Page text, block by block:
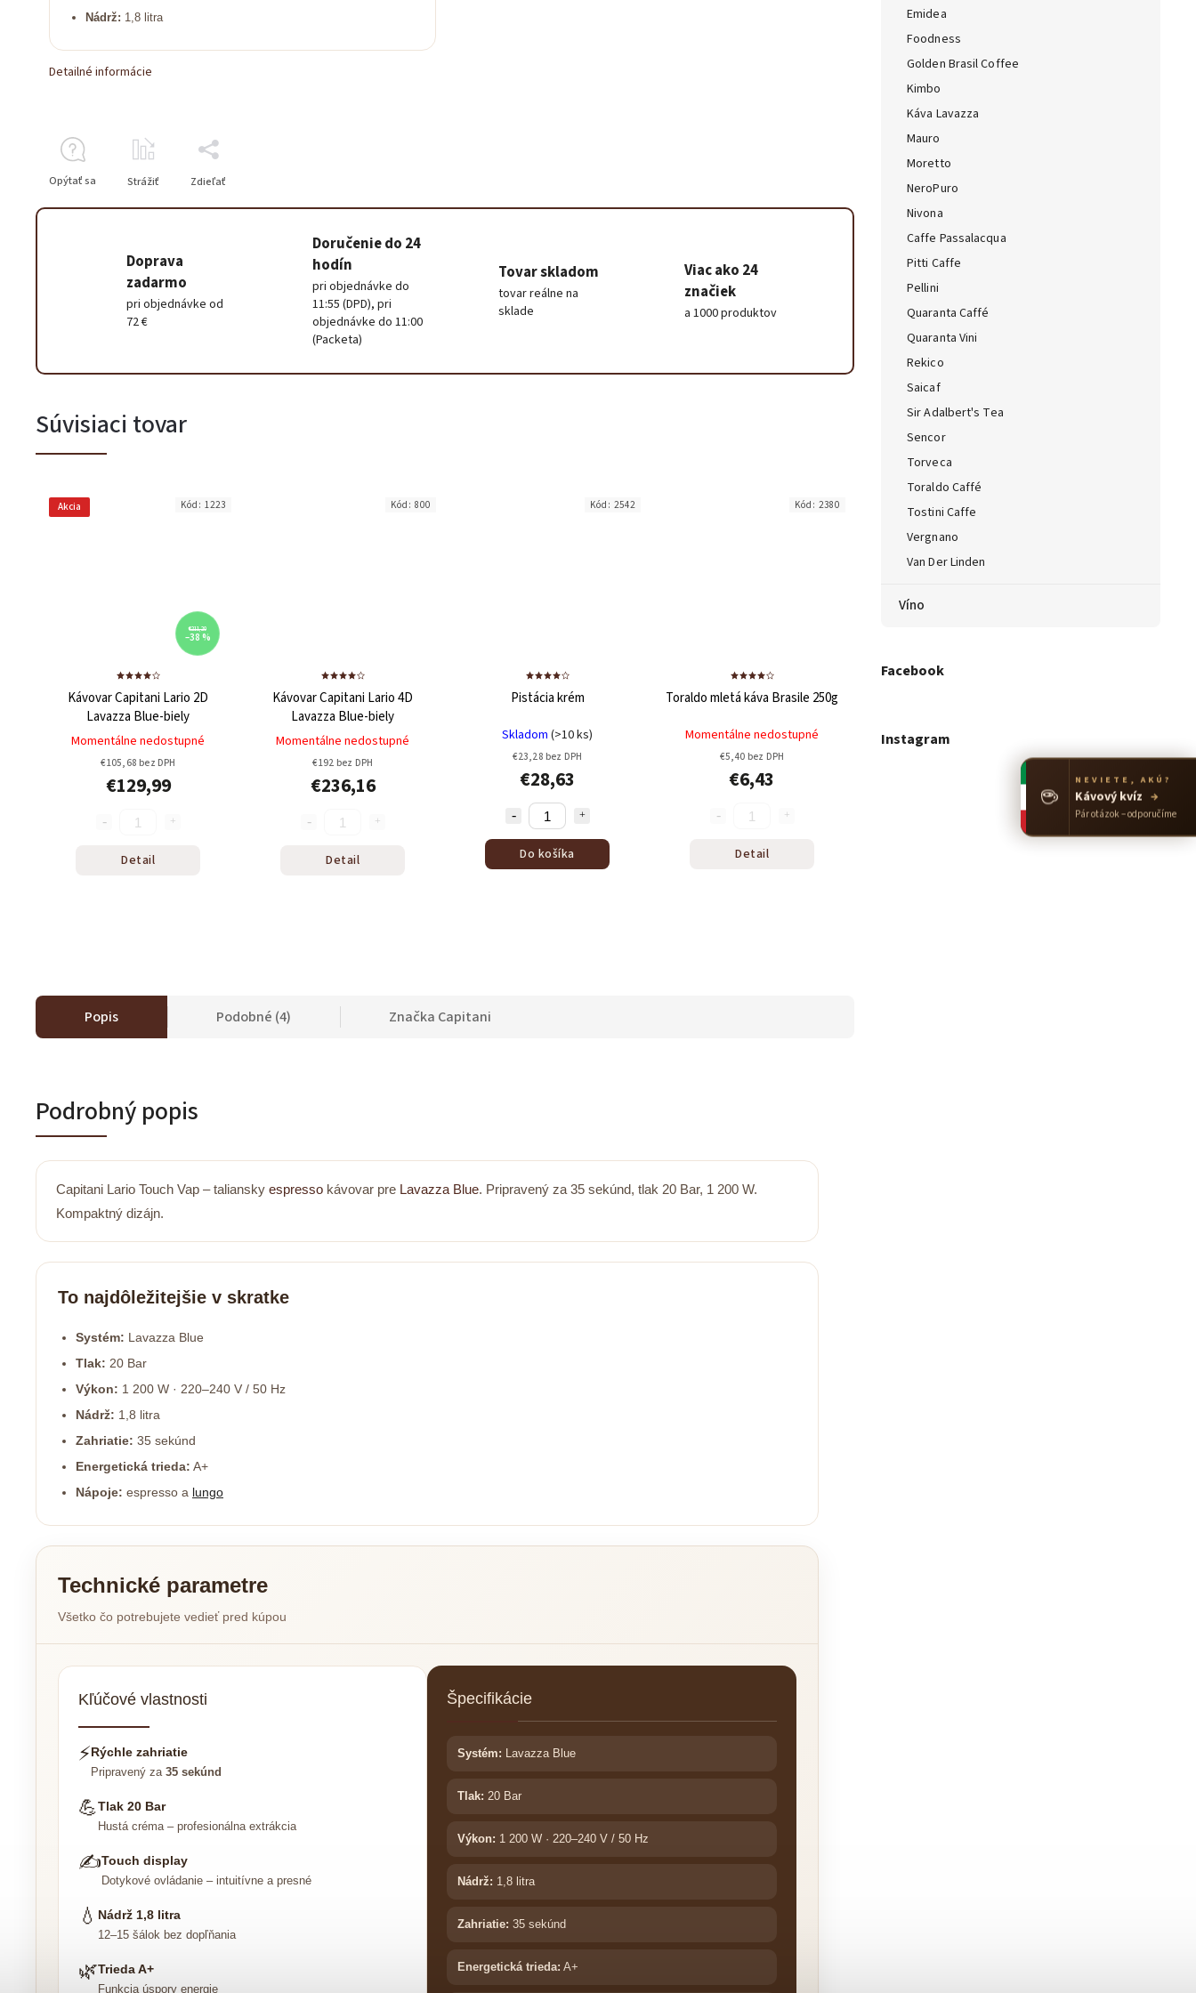
Emidea
Foodness
Golden Brasil Coffee
Kimbo
Káva Lavazza
Mauro
Moretto
NeroPuro
Nivona
Caffe Passalacqua
Pitti Caffe
Pellini
Quaranta Caffé
Quaranta Vini
Rekico
Saicaf
Sir Adalbert's Tea
Sencor
Torveca
Toraldo Caffé
Tostini Caffe
Vergnano
Van Der Linden
Víno
Facebook
Instagram
Nádrž: 1,8 litra
Detailné informácie
Opýtať sa Strážiť Zdieľať
Doprava
zadarmo
pri objednávke od
72 €
Doručenie do 24
hodín
pri objednávke do
11:55 (DPD), pri
objednávke do 11:00
(Packeta)
Tovar skladom
tovar reálne na
sklade
Viac ako 24
značiek
a 1000 produktov
Súvisiaci tovar
Akcia
€211,20
–38 %
Kávovar Capitani Lario 2D
Lavazza Blue-biely
Momentálne nedostupné
€105,68 bez DPH
€129,99
Detail
Kód: 1223
Kávovar Capitani Lario 4D
Lavazza Blue-biely
Momentálne nedostupné
€192 bez DPH
€236,16
Detail
Kód: 800
Pistácia krém
Skladom (>10 ks)
€23,28 bez DPH
€28,63
Do košíka
Kód: 2542
Toraldo mletá káva Brasile 250g
Momentálne nedostupné
€5,40 bez DPH
€6,43
Detail
Kód: 2380
Popis Podobné (4) Značka Capitani
Podrobný popis
Capitani Lario Touch Vap – taliansky espresso kávovar pre Lavazza Blue. Pripravený za 35 sekúnd, tlak 20 Bar, 1 200 W.
Kompaktný dizájn.
To najdôležitejšie v skratke
Systém: Lavazza Blue
Tlak: 20 Bar
Výkon: 1 200 W · 220–240 V / 50 Hz
Nádrž: 1,8 litra
Zahriatie: 35 sekúnd
Energetická trieda: A+
Nápoje: espresso a lungo
Technické parametre
Všetko čo potrebujete vedieť pred kúpou
Kľúčové vlastnosti
⚡Rýchle zahriatie
Pripravený za 35 sekúnd
💪Tlak 20 Bar
Hustá créma – profesionálna extrákcia
✍Touch display
Dotykové ovládanie – intuitívne a presné
💧 Nádrž 1,8 litra
12–15 šálok bez dopľňania
🌿Trieda A+
Funkcia úspory energie
Špecifikácie
Systém: Lavazza Blue
Tlak: 20 Bar
Výkon: 1 200 W · 220–240 V / 50 Hz
Nádrž: 1,8 litra
Zahriatie: 35 sekúnd
Energetická trieda: A+
Barista — poradca Caffeitaliano
Poradím s výberom kávy aj kompatibilitou
☕ NEVIETE, AKÚ?
Kávový kvíz →
Pár otázok – odporučíme